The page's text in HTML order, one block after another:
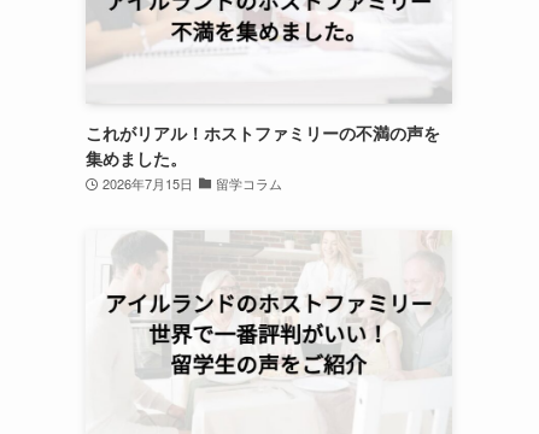
これがリアル！ホストファミリーの不満の声を
集めました。
2026年7月15日 留学コラム